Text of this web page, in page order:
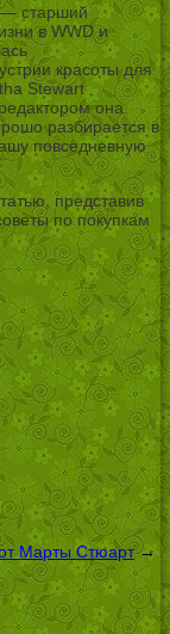
— старший
в WWD и
красоты для
Stewart
она
разбирается в
повседневную
представив
по покупкам
Марты Стюарт→